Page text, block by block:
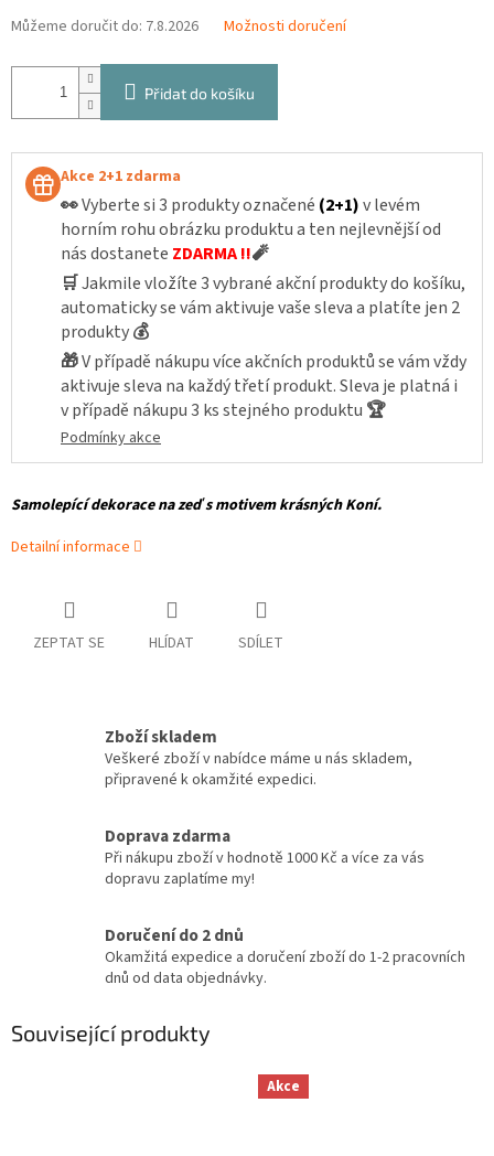
Můžeme doručit do: 7.8.2026 Možnosti doručení
Přidat do košíku
Akce 2+1 zdarma
👀Vyberte si 3 produkty označené (2+1)v levém
horním rohu obrázku produktu a ten nejlevnější od
nás dostanete ZDARMA !!🧨
🛒Jakmile vložíte 3 vybrané akční produkty do košíku,
automaticky se vám aktivuje vaše sleva a platíte jen 2
produkty💰
🎁V případě nákupu více akčních produktů se vám vždy
aktivuje sleva na každý třetí produkt. Sleva je platná i
v případě nákupu 3 ks stejného produktu 🏆
Podmínky akce
Samolepící dekorace na zeď s motivem krásných Koní.
Detailní informace
ZEPTAT SE HLÍDAT SDÍLET
Zboží skladem
Veškeré zboží v nabídce máme u nás skladem,
připravené k okamžité expedici.
Doprava zdarma
Při nákupu zboží v hodnotě 1000 Kč a více za vás
dopravu zaplatíme my!
Doručení do 2 dnů
Okamžitá expedice a doručení zboží do 1-2 pracovních
dnů od data objednávky.
Související produkty
Akce